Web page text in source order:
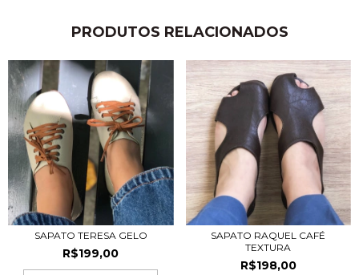
PRODUTOS RELACIONADOS
SAPATO TERESA GELO
R$199,00
SAPATO RAQUEL CAFÉ
TEXTURA
R$198,00